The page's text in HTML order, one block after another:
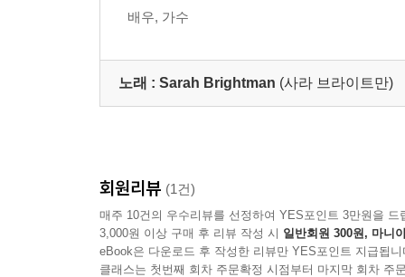
배우, 가수
노래 : Sarah Brightman (사라 브라이트만)
회원리뷰 (1건)
매주 10건의 우수리뷰를 선정하여 YES포인트 3만원을 드
3,000원 이상 구매 후 리뷰 작성 시 일반회원 300원, 마니
eBook은 다운로드 후 작성한 리뷰만 YES포인트 지급됩니
클래스는 첫번째 회차 주문확정 시점부터 마지막 회차 주